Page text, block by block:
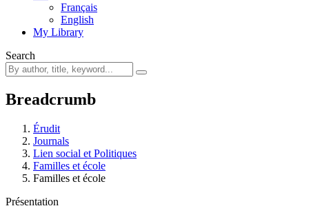
Français
English
My Library
Search
Breadcrumb
Érudit
Journals
Lien social et Politiques
Familles et école
Familles et école
Présentation